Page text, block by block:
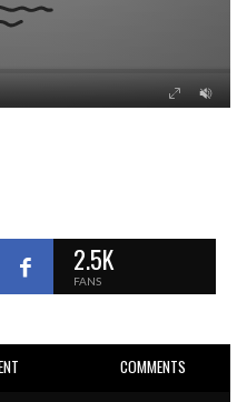
2.5K
FANS
COMMENTS